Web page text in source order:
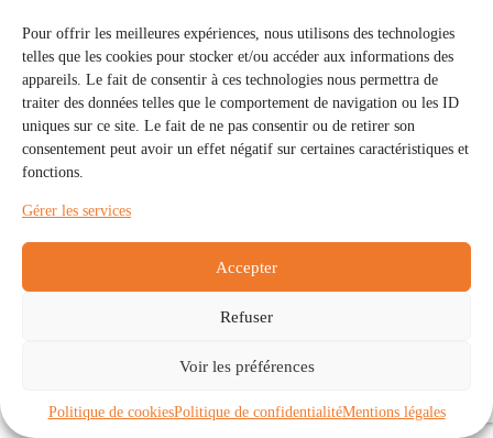
Pour offrir les meilleures expériences, nous utilisons des technologies
telles que les cookies pour stocker et/ou accéder aux informations des
appareils. Le fait de consentir à ces technologies nous permettra de
traiter des données telles que le comportement de navigation ou les ID
uniques sur ce site. Le fait de ne pas consentir ou de retirer son
consentement peut avoir un effet négatif sur certaines caractéristiques et
fonctions.
Gérer les services
Accepter
Refuser
Voir les préférences
Politique de cookiesPolitique de confidentialitéMentions légales
Communautés
À propos
Politique de cookies (UE)